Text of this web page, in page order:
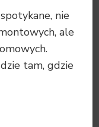
nie
ale
tam, gdzie